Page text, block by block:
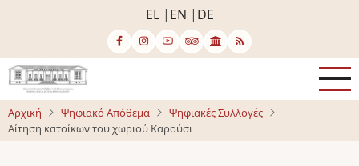
κυρίως
περιεχόμενο
EL EN DE
Αρχική Ψηφιακό Απόθεμα
Ψηφιακές Συλλογές
Αίτηση κατοίκων του χωριού Καρούσι